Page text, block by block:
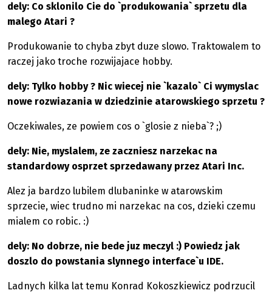
dely: Co sklonilo Cie do `produkowania` sprzetu dla
malego Atari ?
Produkowanie to chyba zbyt duze slowo. Traktowalem to
raczej jako troche rozwijajace hobby.
dely: Tylko hobby ? Nic wiecej nie `kazalo` Ci wymyslac
nowe rozwiazania w dziedzinie atarowskiego sprzetu ?
Oczekiwales, ze powiem cos o `glosie z nieba`? ;)
dely: Nie, myslalem, ze zaczniesz narzekac na
standardowy osprzet sprzedawany przez Atari Inc.
Alez ja bardzo lubilem dlubaninke w atarowskim
sprzecie, wiec trudno mi narzekac na cos, dzieki czemu
mialem co robic. :)
dely: No dobrze, nie bede juz meczyl :) Powiedz jak
doszlo do powstania slynnego interface`u IDE.
Ladnych kilka lat temu Konrad Kokoszkiewicz podrzucil